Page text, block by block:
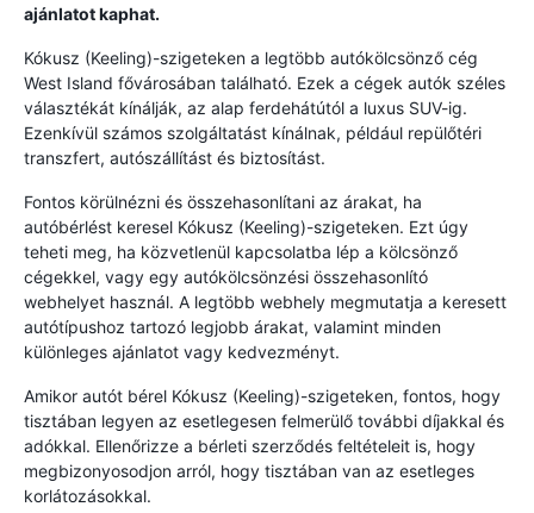
ajánlatot kaphat.
Kókusz (Keeling)-szigeteken a legtöbb autókölcsönző cég
West Island fővárosában található. Ezek a cégek autók széles
választékát kínálják, az alap ferdehátútól a luxus SUV-ig.
Ezenkívül számos szolgáltatást kínálnak, például repülőtéri
transzfert, autószállítást és biztosítást.
Fontos körülnézni és összehasonlítani az árakat, ha
autóbérlést keresel Kókusz (Keeling)-szigeteken. Ezt úgy
teheti meg, ha közvetlenül kapcsolatba lép a kölcsönző
cégekkel, vagy egy autókölcsönzési összehasonlító
webhelyet használ. A legtöbb webhely megmutatja a keresett
autótípushoz tartozó legjobb árakat, valamint minden
különleges ajánlatot vagy kedvezményt.
Amikor autót bérel Kókusz (Keeling)-szigeteken, fontos, hogy
tisztában legyen az esetlegesen felmerülő további díjakkal és
adókkal. Ellenőrizze a bérleti szerződés feltételeit is, hogy
megbizonyosodjon arról, hogy tisztában van az esetleges
korlátozásokkal.